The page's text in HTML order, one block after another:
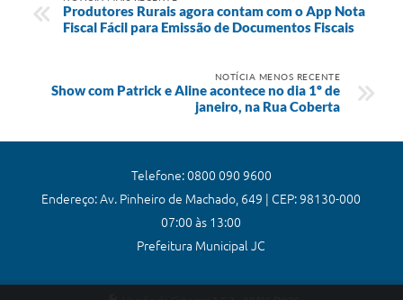
Produtores Rurais agora contam com o App Nota
Fiscal Fácil para Emissão de Documentos Fiscais
NOTÍCIA MENOS RECENTE
Show com Patrick e Aline acontece no dia 1º de
janeiro, na Rua Coberta
Telefone: 0800 090 9600
Endereço: Av. Pinheiro de Machado, 649 | CEP: 98130-000
07:00 às 13:00
Prefeitura Municipal JC